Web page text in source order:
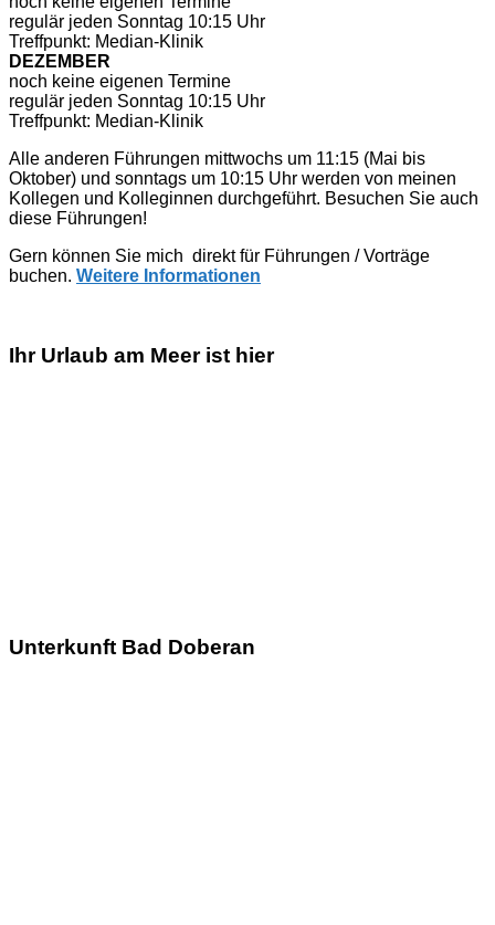
regulär jeden Sonntag 10:15 Uhr
Treffpunkt: Median-Klinik
DEZEMBER
noch keine eigenen Termine
regulär jeden Sonntag 10:15 Uhr
Treffpunkt: Median-Klinik
Alle anderen Führungen mittwochs um 11:15 (Mai bis
Oktober) und sonntags um 10:15 Uhr werden von meinen
Kollegen und Kolleginnen durchgeführt. Besuchen Sie auch
diese Führungen!
Gern können Sie mich direkt für Führungen / Vorträge
buchen. Weitere Informationen
Ihr Urlaub am Meer ist hier
Unterkunft Bad Doberan